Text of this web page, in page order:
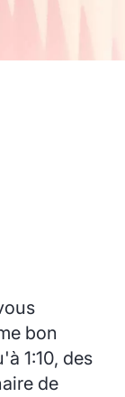
bon
1:10, des
de